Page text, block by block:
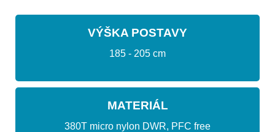
VÝŠKA POSTAVY
185 - 205 cm
MATERIÁL
380T micro nylon DWR, PFC free